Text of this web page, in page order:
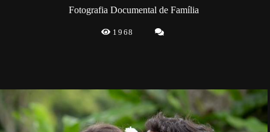
Fotografia Documental de Família
1968